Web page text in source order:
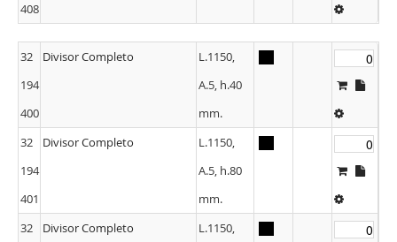
408
32
194
400
Divisor Completo
L.1150,
A.5, h.40
mm.
32
194
401
Divisor Completo
L.1150,
A.5, h.80
mm.
32
Divisor Completo
L.1150,